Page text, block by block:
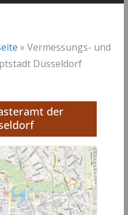
» Vermessungs- und
Düsseldorf
der